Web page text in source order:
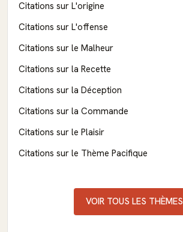
Citations sur L'origine
Citations sur L'offense
Citations sur le Malheur
Citations sur la Recette
Citations sur la Déception
Citations sur la Commande
Citations sur le Plaisir
Citations sur le Thème Pacifique
VOIR TOUS LES THÈMES